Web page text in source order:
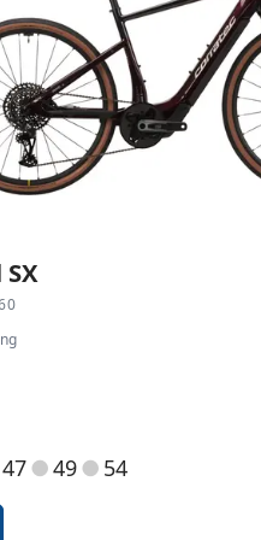
Dark Blue, Silver
47 49 54